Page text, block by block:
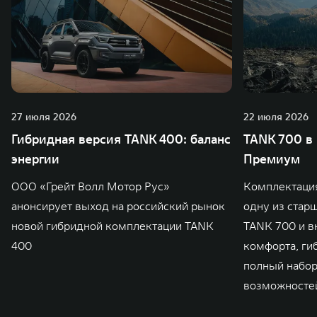
27 июля 2026
Гибридная версия TANK 400: баланс
энергии
ООО «Грейт Волл Мотор Рус»
анонсирует выход на российский рынок
новой гибридной комплектации TANK
400
22 июля 2026
TANK 700 в
Премиум
одну из
TANK 700 и
комфорта,
полный